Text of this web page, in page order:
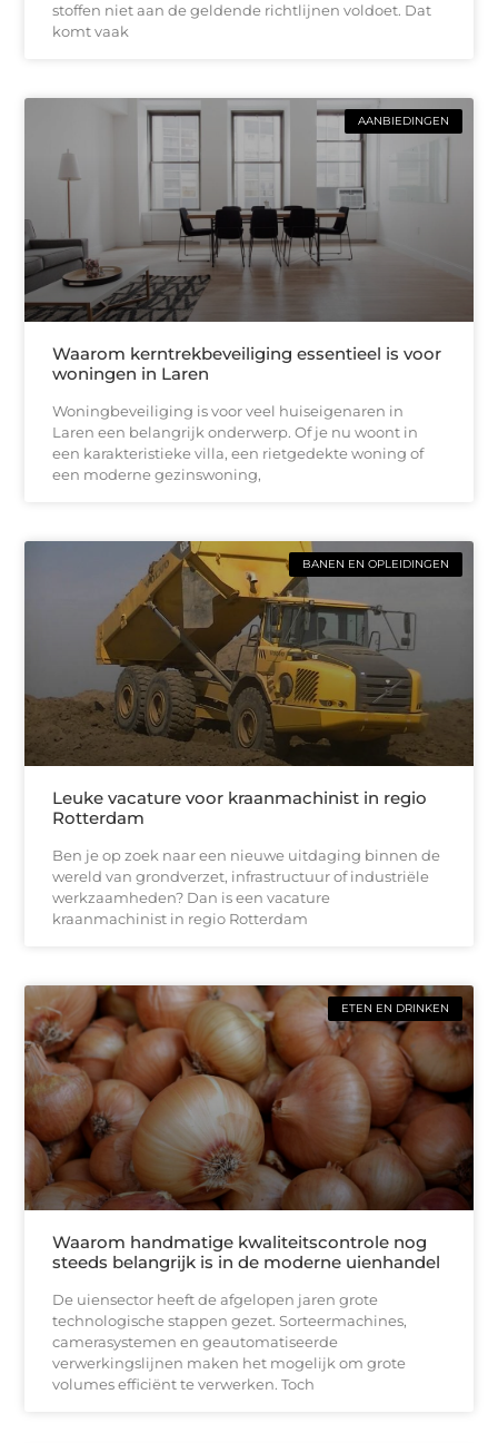
stoffen niet aan de geldende richtlijnen voldoet. Dat
komt vaak
AANBIEDINGEN
Waarom kerntrekbeveiliging essentieel is voor
woningen in Laren
Woningbeveiliging is voor veel huiseigenaren in
Laren een belangrijk onderwerp. Of je nu woont in
een karakteristieke villa, een rietgedekte woning of
een moderne gezinswoning,
BANEN EN OPLEIDINGEN
Leuke vacature voor kraanmachinist in regio
Rotterdam
Ben je op zoek naar een nieuwe uitdaging binnen de
wereld van grondverzet, infrastructuur of industriële
werkzaamheden? Dan is een vacature
kraanmachinist in regio Rotterdam
ETEN EN DRINKEN
Waarom handmatige kwaliteitscontrole nog
steeds belangrijk is in de moderne uienhandel
De uiensector heeft de afgelopen jaren grote
technologische stappen gezet. Sorteermachines,
camerasystemen en geautomatiseerde
verwerkingslijnen maken het mogelijk om grote
volumes efficiënt te verwerken. Toch